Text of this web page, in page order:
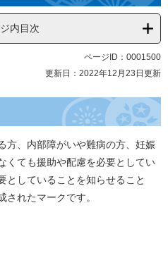
内目次
ページID：0001500
更新日：2022年12月23日更新
、内部障がいや難病の方、妊娠
くても援助や配慮を必要としてい
としていることを知らせること
されたマークです。